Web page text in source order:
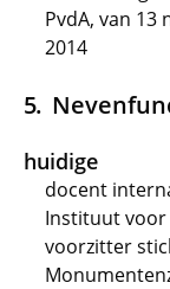
PvdA, van
2014
huidige
docent
Instituut voor
voorzitter